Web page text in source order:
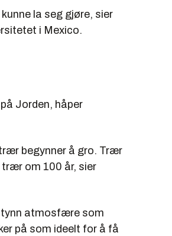
la seg gjøre, sier
i Mexico.
Jorden, håper
begynner å gro. Trær
om 100 år, sier
tynn atmosfære som
på som ideelt for å få